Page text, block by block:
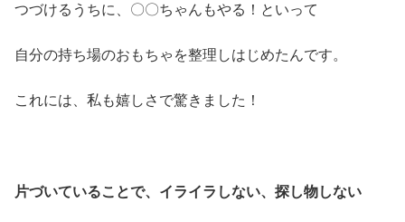
つづけるうちに、〇〇ちゃんもやる！といって
自分の持ち場のおもちゃを整理しはじめたんです。
これには、私も嬉しさで驚きました！
片づいていることで、イライラしない、探し物しない